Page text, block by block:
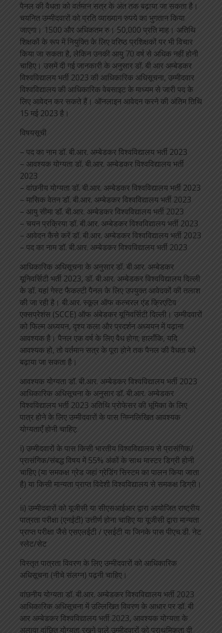
पैनल की वैधता को वर्तमान सत्र के अंत तक बढ़ाया जा सकता है।
चयनित उम्मीदवारों को प्रति व्याख्यान रुपये का भुगतान किया
जाएगा। 1500 और अधिकतम रु। 50,000 प्रति माह। अतिथि
शिक्षकों के रूप में नियुक्ति के लिए वरिष्ठ प्रशिक्षकों पर भी विचार
किया जा सकता है, लेकिन उनकी आयु 70 वर्ष से अधिक नहीं होनी
चाहिए। उसमें दी गई जानकारी के अनुसार डॉ. बी आर अम्बेडकर
विश्वविद्यालय भर्ती 2023 की आधिकारिक अधिसूचना, उम्मीदवार
विश्वविद्यालय की आधिकारिक वेबसाइट के माध्यम से जारी पद के
लिए आवेदन कर सकते हैं। ऑनलाइन आवेदन करने की अंतिम तिथि
15 मई 2023 है।
विषयसूची
– पद का नाम डॉ. बी.आर. अम्बेडकर विश्वविद्यालय भर्ती 2023
– आवश्यक योग्यता डॉ. बी.आर. अम्बेडकर विश्वविद्यालय भर्ती
2023
– वांछनीय योग्यता डॉ. बी.आर. अम्बेडकर विश्वविद्यालय भर्ती 2023
– मासिक वेतन डॉ. बी.आर. अम्बेडकर विश्वविद्यालय भर्ती 2023
– आयु सीमा डॉ. बी.आर. अम्बेडकर विश्वविद्यालय भर्ती 2023
– चयन प्रक्रिया डॉ. बी.आर. अम्बेडकर विश्वविद्यालय भर्ती 2023
– आवेदन कैसे करें डॉ. बी.आर. अम्बेडकर विश्वविद्यालय भर्ती 2023
– पद का नाम डॉ. बी.आर. अम्बेडकर विश्वविद्यालय भर्ती 2023
आधिकारिक अधिसूचना के अनुसार डॉ. बी.आर. अम्बेडकर
यूनिवर्सिटी भर्ती 2023, डॉ. बी.आर. अम्बेडकर विश्वविद्यालय दिल्ली
के डॉ. यहां गेस्ट फैकल्टी पैनल के लिए उपयुक्त आवेदकों की तलाश
की जा रही है। बी.आर. स्कूल ऑफ कल्चरल एंड क्रिएटिव
एक्सप्रेशंस (SCCE) ऑफ अंबेडकर यूनिवर्सिटी दिल्ली। उम्मीदवारों
को फिल्म अध्ययन, दृश्य कला और प्रदर्शन अध्ययन में पढ़ाना
आवश्यक है। पैनल एक वर्ष के लिए वैध होगा; हालाँकि, यदि
आवश्यक हो, तो वर्तमान सत्र के पूरा होने तक पैनल की वैधता को
बढ़ाया जा सकता है।
आवश्यक योग्यता डॉ. बी.आर. अम्बेडकर विश्वविद्यालय भर्ती 2023
आधिकारिक अधिसूचना के अनुसार डॉ. बी.आर. अम्बेडकर
विश्वविद्यालय भर्ती 2023 अतिथि प्रोफेसर की भूमिका के लिए
पात्र होने के लिए उम्मीदवारों के पास निम्नलिखित आवश्यक
योग्यताएँ होनी चाहिए:
i) उम्मीदवारों के पास किसी भारतीय विश्वविद्यालय से प्रासंगिक/
प्रासंगिक/संबद्ध विषय में 55% अंकों के साथ मास्टर डिग्री होनी
चाहिए (या समकक्ष ग्रेड जहां ग्रेडिंग सिस्टम का पालन किया जाता
है) या किसी मान्यता प्राप्त विदेशी विश्वविद्यालय से समकक्ष डिग्री।
.
ii) उम्मीदवारों को यूजीसी या सीएसआईआर द्वारा आयोजित राष्ट्रीय
पात्रता परीक्षा (एनईटी) उत्तीर्ण होना चाहिए या यूजीसी द्वारा मान्यता
प्राप्त परीक्षा जैसे एसएलईटी / एसईटी या जिनके पास पीएच.डी. नेट
स्लेट/सेट
विस्तृत पात्रता विवरण के लिए उम्मीदवारों को आधिकारिक
अधिसूचना (नीचे संलग्न) पढ़नी चाहिए।
वांछनीय योग्यता डॉ. बी.आर. अम्बेडकर विश्वविद्यालय भर्ती 2023
आधिकारिक अधिसूचना में उल्लिखित विवरण के आधार पर डॉ. बी
आर अम्बेडकर विश्वविद्यालय भर्ती 2023, आवश्यक योग्यता के
अलावा वांछित योग्यता रखने वाले उम्मीदवारों को प्राथमिकता दी